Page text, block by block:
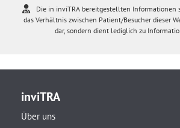
Die in inviTRA bereitgestellten Informationen
das Verhältnis zwischen Patient/Besucher dieser
dar, sondern dient lediglich zu
inviTRA
Über uns